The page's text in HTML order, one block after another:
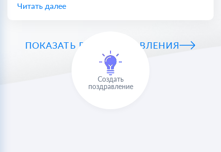
Читать далее
ПОКАЗАТЬ ВСЕ ПОЗДРАВЛЕНИЯ
Создать
поздравление